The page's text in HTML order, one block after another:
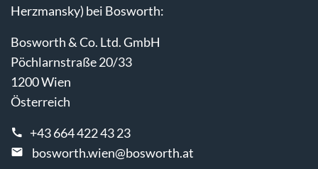
Herzmansky) bei Bosworth:
Bosworth & Co. Ltd. GmbH
Pöchlarnstraße 20/33
1200 Wien
Österreich
+43 664 422 43 23
bosworth.wien@bosworth.at